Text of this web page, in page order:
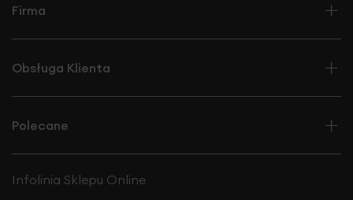
Firma
Obsługa Klienta
Polecane
Infolinia Sklepu Online